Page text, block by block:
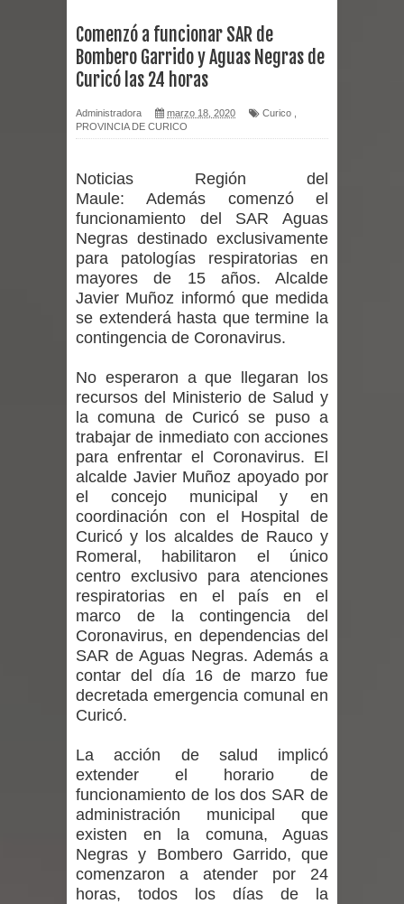
Curicó desarrollará jornada de
virus respiratorios
desafío guerreros 2026
Banda linarense Los Remembers
regresa de Brasil tras impulsar un
intercambio musical y pedagógico
Alta positividad en influenza hace que
expertos reiteren llamado a
vacunarse
Mario Meza endurece críticas contra
ministra de Salud por dejar fuera a
Linares: “No dará la cara”
Seremi de Desarrollo Social y Familia
mantiene despliegue para apoyar a
niños y adolescentes durante la
Del anime al K-pop: especialistas U.
de Chile analizan el creciente interés
por las culturas japonesa y coreana
Renuncia del seremi Minvu en el
Comenzó a funcionar SAR de
Bombero Garrido y Aguas Negras de
Curicó las 24 horas
Administradora marzo 18, 2020 Curico
PROVINCIA DE CURICO
Noticias Región del
Maule:Además comenzó el
funcionamiento del SAR Aguas
Negras destinado exclusivamente
para patologías respiratorias en
mayores de 15 años. Alcalde
Javier Muñoz informó que medida
se extenderá hasta que termine la
contingencia de Coronavirus.
No esperaron a que llegaran los
recursos del Ministerio de Salud y
la comuna de Curicó se puso a
trabajar de inmediato con acciones
para enfrentar el Coronavirus. El
alcalde Javier Muñoz apoyado por
el concejo municipal y en
coordinación con el Hospital de
Curicó y los alcaldes de Rauco y
Romeral, habilitaron el único
centro exclusivo para atenciones
respiratorias en el país en el
marco de la contingencia del
Coronavirus, en dependencias del
SAR de Aguas Negras. Además a
contar del día 16 de marzo fue
decretada emergencia comunal en
Curicó.
La acción de salud implicó
extender el horario de
funcionamiento de los dos SAR de
administración municipal que
existen en la comuna, Aguas
Negras y Bombero Garrido, que
comenzaron a atender por 24
horas, todos los días de la